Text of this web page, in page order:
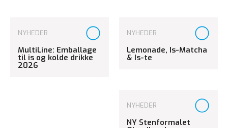
NYHEDER
MultiLine: Emballage
til is og kolde drikke
2026
NYHEDER
Lemonade, Is-Matcha
& Is-te
NYHEDER
NY Stenformalet